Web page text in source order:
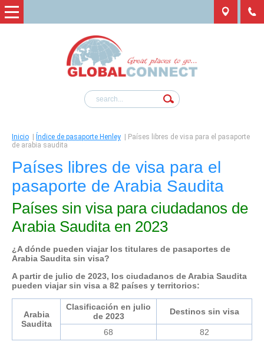
Inicio Índice de pasaporte Henley
Países libres de visa para el pasaporte
de arabia saudita
Países libres de visa para el
pasaporte de Arabia Saudita
Países sin visa para ciudadanos de
Arabia Saudita en 2023
¿A dónde pueden viajar los titulares de pasaportes de
Arabia Saudita sin visa?
A partir de julio de 2023, los ciudadanos de Arabia Saudita
pueden viajar sin visa a 82 países y territorios:
Arabia
Saudita
Clasificación en julio
de 2023
Destinos sin visa
68 82